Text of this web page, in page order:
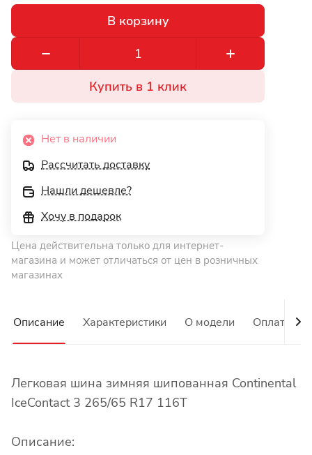
В корзину
Купить в 1 клик
Нет в наличии
Рассчитать доставку
Нашли дешевле?
Хочу в подарок
Цена действительна только для интернет-
магазина и может отличаться от цен в розничных
магазинах
Описание Характеристики О модели Оплата
Легковая шина зимняя шипованная Continental
IceContact 3 265/65 R17 116T
Описание: